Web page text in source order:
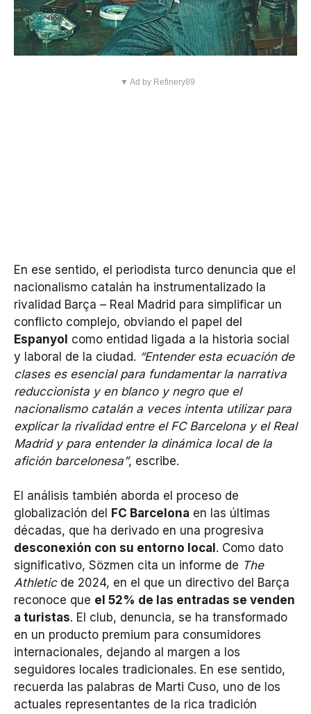
▼ Ad by Refinery89
En ese sentido, el periodista turco denuncia que el
nacionalismo catalán ha instrumentalizado la
rivalidad Barça – Real Madrid para simplificar un
conflicto complejo, obviando el papel del
Espanyol como entidad ligada a la historia social
y laboral de la ciudad. “Entender esta ecuación de
clases es esencial para fundamentar la narrativa
reduccionista y en blanco y negro que el
nacionalismo catalán a veces intenta utilizar para
explicar la rivalidad entre el FC Barcelona y el Real
Madrid y para entender la dinámica local de la
afición barcelonesa”, escribe.
El análisis también aborda el proceso de
globalización del
FC Barcelona en las últimas
décadas, que ha derivado en una progresiva
desconexión con su entorno local . Como dato
significativo, Sözmen cita un informe de The
Athleticde 2024, en el que un directivo del Barça
reconoce que el 52% de las entradas se venden
a turistas. El club, denuncia, se ha transformado
en un producto premium para consumidores
internacionales, dejando al margen a los
seguidores locales tradicionales. En ese sentido,
recuerda las palabras de Marti Cuso, uno de los
actuales representantes de la rica tradición